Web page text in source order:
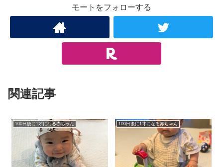
モートをフォローする
関連記事
100日後に1才になる赤ちゃん 100日後に1才になる赤ちゃん